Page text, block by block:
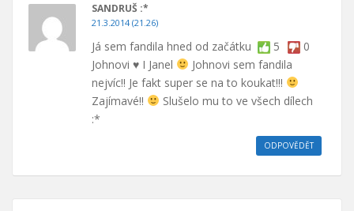
SANDRUŠ :*
21.3.2014 (21.26)
5 0
Já sem fandila hned od začátku
Johnovi ♥ I Janel
Johnovi sem fandila
nejvíc!! Je fakt super se na to koukat!!!
Zajímavé!!
Slušelo mu to ve všech dílech
:*
ODPOVĚDĚT